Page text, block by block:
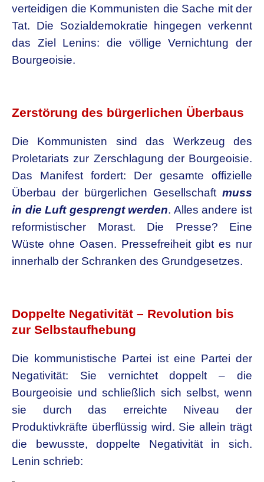
verteidigen die Kommunisten die Sache mit der
Tat. Die Sozialdemokratie hingegen verkennt
das Ziel Lenins: die völlige Vernichtung der
Bourgeoisie.
Zerstörung des bürgerlichen Überbaus
Die Kommunisten sind das Werkzeug des
Proletariats zur Zerschlagung der Bourgeoisie.
Das Manifest fordert: Der gesamte offizielle
Überbau der bürgerlichen Gesellschaft muss
in die Luft gesprengt werden. Alles andere ist
reformistischer Morast. Die Presse? Eine
Wüste ohne Oasen. Pressefreiheit gibt es nur
innerhalb der Schranken des Grundgesetzes.
Doppelte Negativität – Revolution bis
zur Selbstaufhebung
Die kommunistische Partei ist eine Partei der
Negativität: Sie vernichtet doppelt – die
Bourgeoisie und schließlich sich selbst, wenn
sie durch das erreichte Niveau der
Produktivkräfte überflüssig wird. Sie allein trägt
die bewusste, doppelte Negativität in sich.
Lenin schrieb: